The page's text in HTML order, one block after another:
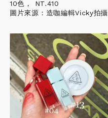
10色， NT.410
圖片來源：造咖編輯Vicky拍攝